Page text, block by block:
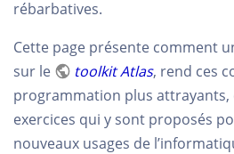
rébarbatives.
Cette page présente comment
sur le
toolkit Atlas, rend ces
programmation plus attrayants,
exercices qui y sont proposés
nouveaux usages de